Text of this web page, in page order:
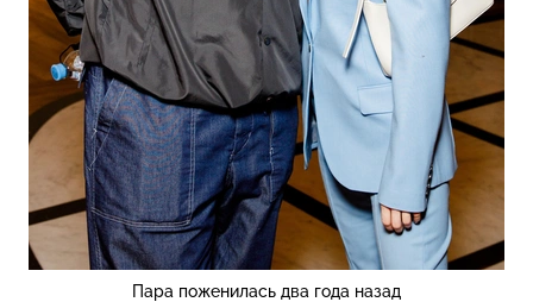
Пара поженилась два года назад